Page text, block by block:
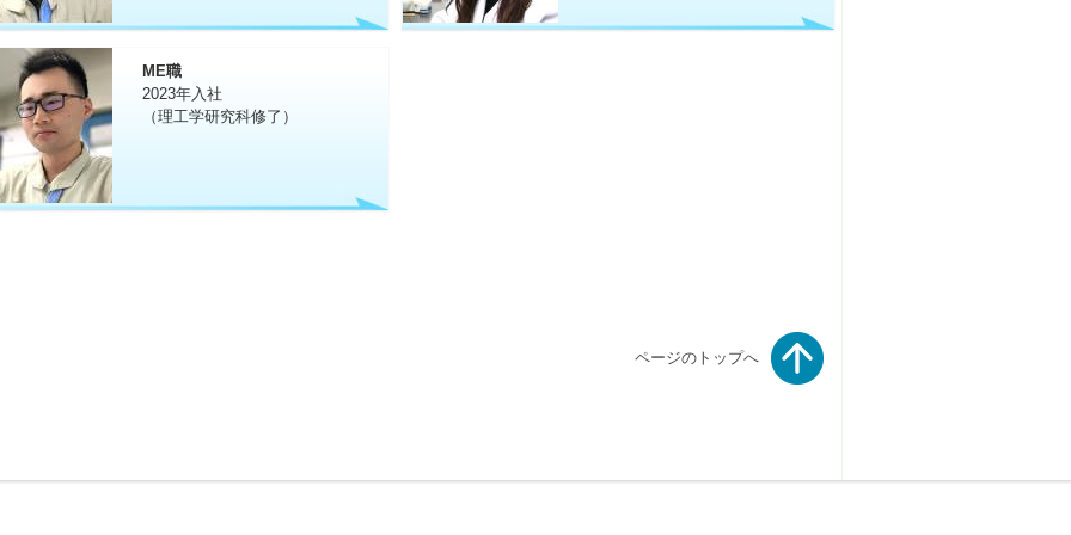
ME職
2023年入社
（理工学研究科修了）
ページのトップへ